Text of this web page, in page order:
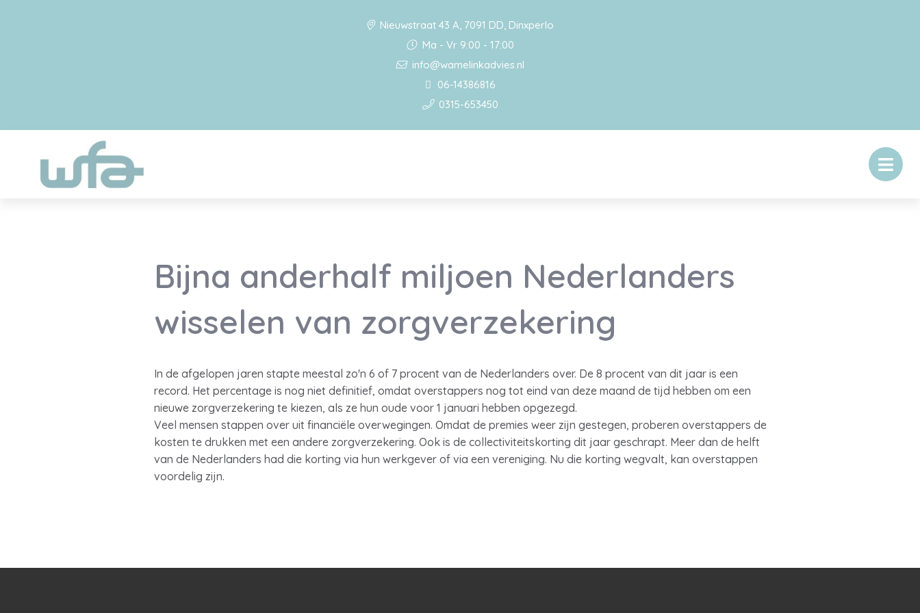
Nieuwstraat 43 A, 7091 DD, Dinxperlo
Ma - Vr 9:00 - 17:00
info@wamelinkadvies.nl
06-14386816
0315-653450
Bijna anderhalf miljoen Nederlanders
wisselen van zorgverzekering
In de afgelopen jaren stapte meestal zo'n 6 of 7 procent van de Nederlanders over. De 8 procent van dit jaar is een
record. Het percentage is nog niet definitief, omdat overstappers nog tot eind van deze maand de tijd hebben om een
nieuwe zorgverzekering te kiezen, als ze hun oude voor 1 januari hebben opgezegd.
Veel mensen stappen over uit financiële overwegingen. Omdat de premies weer zijn gestegen, proberen overstappers de
kosten te drukken met een andere zorgverzekering. Ook is de collectiviteitskorting dit jaar geschrapt. Meer dan de helft
van de Nederlanders had die korting via hun werkgever of via een vereniging. Nu die korting wegvalt, kan overstappen
voordelig zijn.